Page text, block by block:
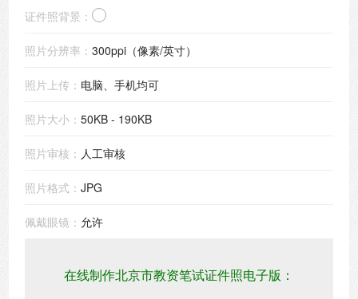
证件照背景：
照片分辨率：300ppi（像素/英寸）
照片上传： 电脑、手机均可
照片大小：50KB - 190KB
照片审核： 人工审核
照片格式：JPG
佩戴眼镜： 允许
在线制作北京市教资笔试证件照电子版：